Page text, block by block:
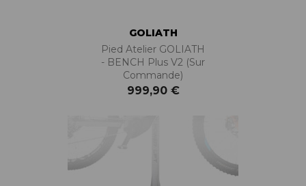
GOLIATH
Pied Atelier GOLIATH
- BENCH Plus V2 (sur
Commande)
999,90 €